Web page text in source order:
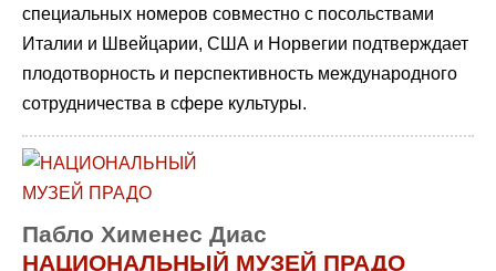
специальных номеров совместно с посольствами
Италии и Швейцарии, США и Норвегии подтверждает
плодотворность и перспективность международного
сотрудничества в сфере культуры.
Пабло Хименес Диас
НАЦИОНАЛЬНЫЙ МУЗЕЙ ПРАДО